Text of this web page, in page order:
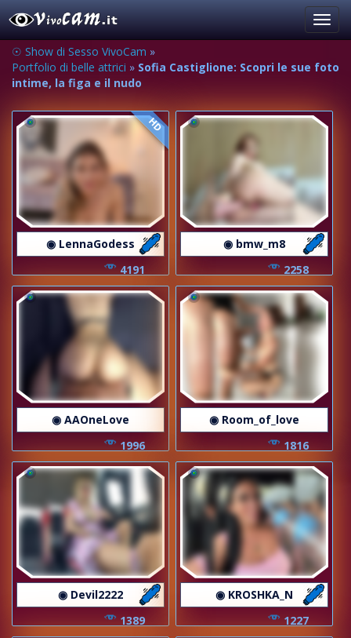
☉ Show di Sesso VivoCam »
Portfolio di belle attrici » Sofia Castiglione: Scopri le sue foto
intime, la figa e il nudo
HD
◉ LennaGodess
4191
◉ bmw_m8
2258
◉ AAOneLove
1996
◉ Room_of_love
1816
◉ Devil2222
1389
◉ KROSHKA_N
1227